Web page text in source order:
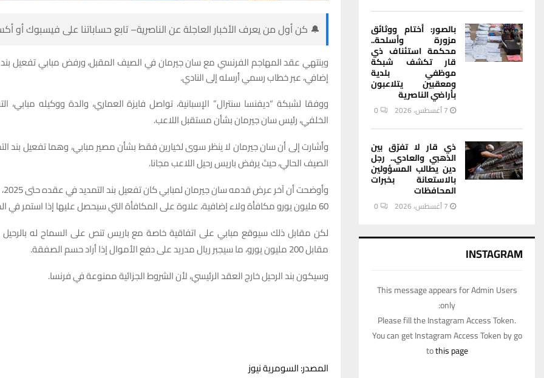
🔔 كن أول من يعرف الأخبار العاجلة عن الناصرية– تابع حساباتنا على فيسبوك أو
وينتهي عقد المهاجم الفرنسي مع سان جيرمان في الصيف المقبل، ورفض مبابي تفعيل
إضافي، عبر خطاب رسمي أرسله إلى النادي.
ووفقا لشبكة “ديفنسا سنترال” الإسبانية، تواصل فايزة العماري، والدة ووكيله مبابي،
الخلفي، رئيس سان جيرمان بشأن مستقبل اللاعب.
وأشارت إلى أن سان جيرمان لا ينظر سوى لخيارين فقط بشأن مصير مبابي، وهما تفعيل بند
الصيف الحالي، حيث يرفض باريس رحيل اللاعب مجانا.
60 مليون يورو مكافأة ولاء إضافية، علاوة على المكافأة التي سيحصل عليها إذا استمر في الموسم المقبل.
مقابل 200 مليون يورو، ما سيجبر ريال مدريد على دفع الأموال إذا أراد حسم الصفقة.
وسيكون بند الرحيل خارج العقد الرئيسي، لأن الشروط الجزائية ممنوعة في فرنسا.
المصدر: السومرية نيوز
بالصور: أختام ووثائق
مزورة وأسلحة..
محكمة استئناف ذي
قار تكشف شبكة
موظفي بلدية
ومعقبين يتلاعبون
بأراضي الناصرية
7 أغسطس، 2026 0
ذي قار لا تفرّق بين
الذهبي والعادي.. رجل
دين يطالب المسؤولين
بالاستعانة بخبرات
المحافظات
7 أغسطس، 2026 0
INSTAGRAM
This message appears for Admin Users
only:
Please fill the Instagram Access Token.
You can get Instagram Access Token by go
tothis page